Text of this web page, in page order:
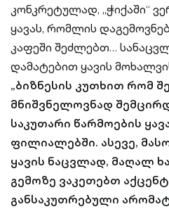
კონკრეტულად, „ჭიქაში“
ყავას, რომლის
კაფეში შეძლებთ…
დამატებით ყავის
„ბიზნესის კუთხით რომ
მნიშვნელოვნად
საკუთარი წარმოების
ფილიალებში. ასევე,
ყავის ნაცვლად, მაღალ
გემოზე ვაკეთებთ
განსაკუთრებული